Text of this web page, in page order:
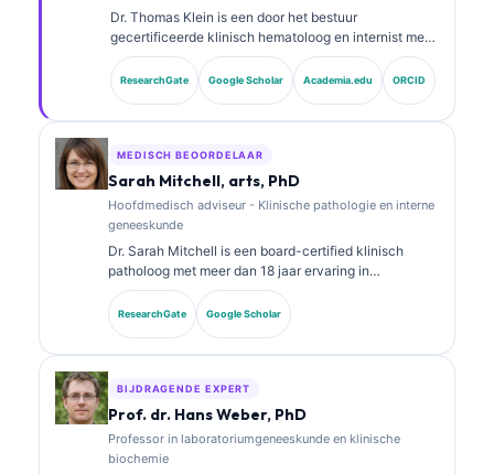
Dr. Thomas Klein is een door het bestuur
gecertificeerde klinisch hematoloog en internist met
meer dan 15 jaar ervaring in
laboratoriumgeneeskunde en door AI ondersteunde
klinische analyse. Als Chief Medical Officer bij
netwerk. Dr. Klein heeft uitgebreid gepubliceerd over
interpretatie van biomarkers en
laboratoriumgeneeskunde.
ResearchGate Google Scholar Academia.edu ORCID
MEDISCH BEOORDELAAR
Sarah Mitchell, arts, PhD
Hoofdmedisch adviseur - Klinische pathologie en interne
geneeskunde
Dr. Sarah Mitchell is een board-certified klinisch
patholoog met meer dan 18 jaar ervaring in
laboratoriumgeneeskunde en diagnostische analyse.
Zij heeft specialisatiecertificeringen in klinische
chemie en heeft uitgebreid gepubliceerd over
ResearchGate Google Scholar
BIJDRAGENDE EXPERT
Prof. dr. Hans Weber, PhD
Professor in laboratoriumgeneeskunde en klinische
biochemie